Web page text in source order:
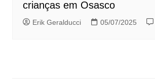
crianças em Osasco
Erik Geralducci 05/07/2025